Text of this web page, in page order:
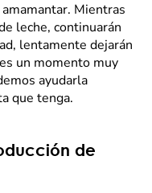
Mientras
leche, continuarán
lentamente dejarán
un momento muy
ayudarla
que tenga.
de